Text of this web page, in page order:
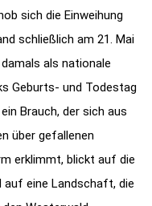
sich die Einweihung
schließlich am 21. Mai
als nationale
Geburts- und Todestag
Brauch, der sich aus
über gefallenen
erklimmt, blickt auf die
auf eine Landschaft, die